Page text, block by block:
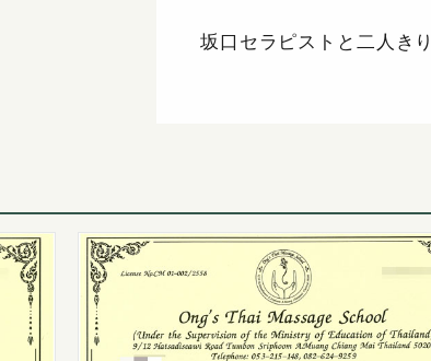
坂口セラピストと二人き